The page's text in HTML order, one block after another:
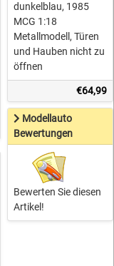
dunkelblau, 1985
MCG 1:18
Metallmodell, Türen
und Hauben nicht zu
öffnen
€64,99
Modellauto
Bewertungen
Bewerten Sie diesen
Artikel!